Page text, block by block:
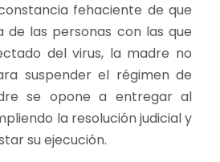
fehaciente de que
de las personas con las que
del virus, la madre no
suspender el régimen de
se opone a entregar al
la resolución judicial y
su ejecución.